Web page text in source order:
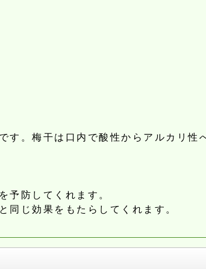
す。梅干は口内で酸性からアルカリ性
予防してくれます。
同じ効果をもたらしてくれます。